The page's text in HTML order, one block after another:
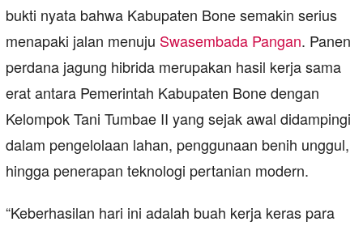
bukti nyata bahwa Kabupaten Bone semakin serius
menapaki jalan menuju Swasembada Pangan. Panen
perdana jagung hibrida merupakan hasil kerja sama
erat antara Pemerintah Kabupaten Bone dengan
Kelompok Tani Tumbae II yang sejak awal didampingi
dalam pengelolaan lahan, penggunaan benih unggul,
hingga penerapan teknologi pertanian modern.
“Keberhasilan hari ini adalah buah kerja keras para